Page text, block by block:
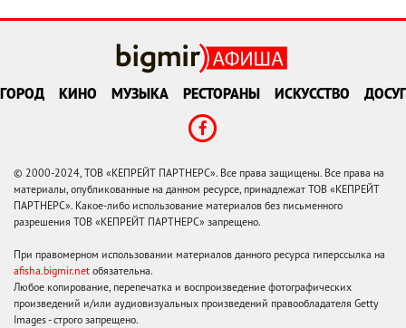
ГОРОД КИНО МУЗЫКА РЕСТОРАНЫ ИСКУССТВО ДОСУГ
© 2000-2024, ТОВ «КЕПРЕЙТ ПАРТНЕРС». Все права защищены. Все права на
материалы, опубликованные на данном ресурсе, принадлежат ТОВ «КЕПРЕЙТ
ПАРТНЕРС». Какое-либо использование материалов без письменного
разрешения ТОВ «КЕПРЕЙТ ПАРТНЕРС» запрещено.
При правомерном использовании материалов данного ресурса гиперссылка на
afisha.bigmir.net обязательна.
Любое копирование, перепечатка и воспроизведение фотографических
произведений и/или аудиовизуальных произведений правообладателя Getty
Images - строго запрещено.